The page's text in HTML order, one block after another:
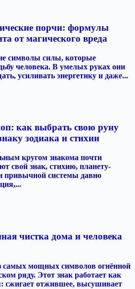
порчи: формулы
от магического вреда
символы силы, которые
человека. В умелых руках они
усиливать энергетику и даже...
как выбрать свою руну
зодиака и стихии
кругом знакома почти
свой знак, стихию, планету-
привычной системы давно
чистка дома и человека
самых мощных символов огнённой
ряду. Этот знак работает как
сжигает отжившее, высушивает